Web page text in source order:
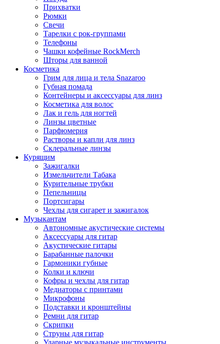
Прихватки
Рюмки
Свечи
Тарелки с рок-группами
Телефоны
Чашки кофейные RockMerch
Шторы для ванной
Косметика
Грим для лица и тела Snazaroo
Губная помада
Контейнеры и аксессуары для линз
Косметика для волос
Лак и гель для ногтей
Линзы цветные
Парфюмерия
Растворы и капли для линз
Склеральные линзы
Курящим
Зажигалки
Измельчители Табака
Курительные трубки
Пепельницы
Портсигары
Чехлы для сигарет и зажигалок
Музыкантам
Автономные акустические системы
Аксессуары для гитар
Акустические гитары
Барабанные палочки
Гармоники губные
Колки и ключи
Кофры и чехлы для гитар
Медиаторы с принтами
Микрофоны
Подставки и кронштейны
Ремни для гитар
Скрипки
Струны для гитар
Ударные музыкальные инструменты